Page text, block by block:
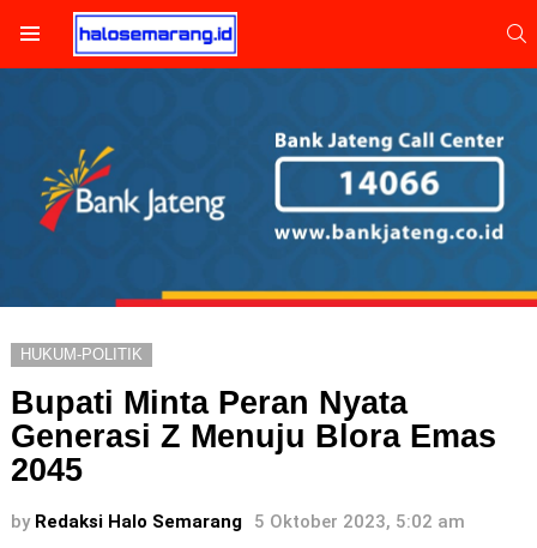
HUKUM-POLITIK
Bupati Minta Peran Nyata
Generasi Z Menuju Blora Emas
2045
by Redaksi Halo Semarang 5 Oktober 2023, 5:02 am